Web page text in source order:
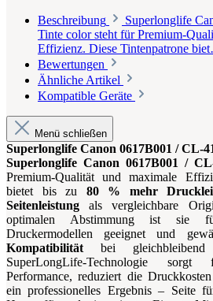
Beschreibung
Superlonglife
Tinte color steht für Premium-
Effizienz. Diese Tintenpatrone
Bewertungen
Ähnliche Artikel
Kompatible Geräte
Menü schließen
Superlonglife Canon 0617B001 / CL-
Superlonglife Canon 0617B001 /
Premium-Qualität und maximale
bietet bis zu 80 % mehr
Seitenleistung als vergleichbare
optimalen Abstimmung ist sie
Druckermodellen geeignet und
Kompatibilitätbei
SuperLongLife-Technologie
Performance, reduziert die
ein professionelles Ergebnis – Seite